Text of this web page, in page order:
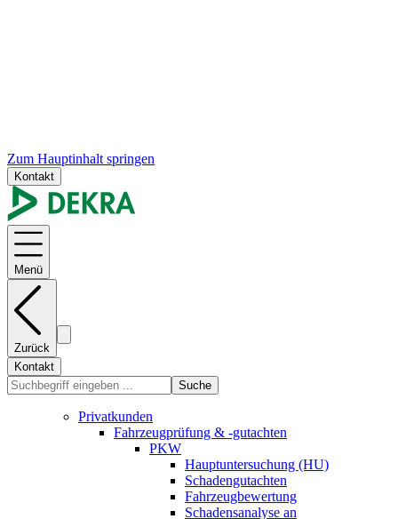
Zum Hauptinhalt springen
Kontakt
Menü
Zurück
Kontakt
Suche
Privatkunden
Fahrzeugprüfung & -gutachten
PKW
Hauptuntersuchung (HU)
Schadengutachten
Fahrzeugbewertung
Schadensanalyse an